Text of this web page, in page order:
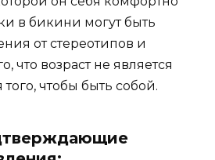
в бикини могут быть
от стереотипов и
что возраст не является
чтобы быть собой.